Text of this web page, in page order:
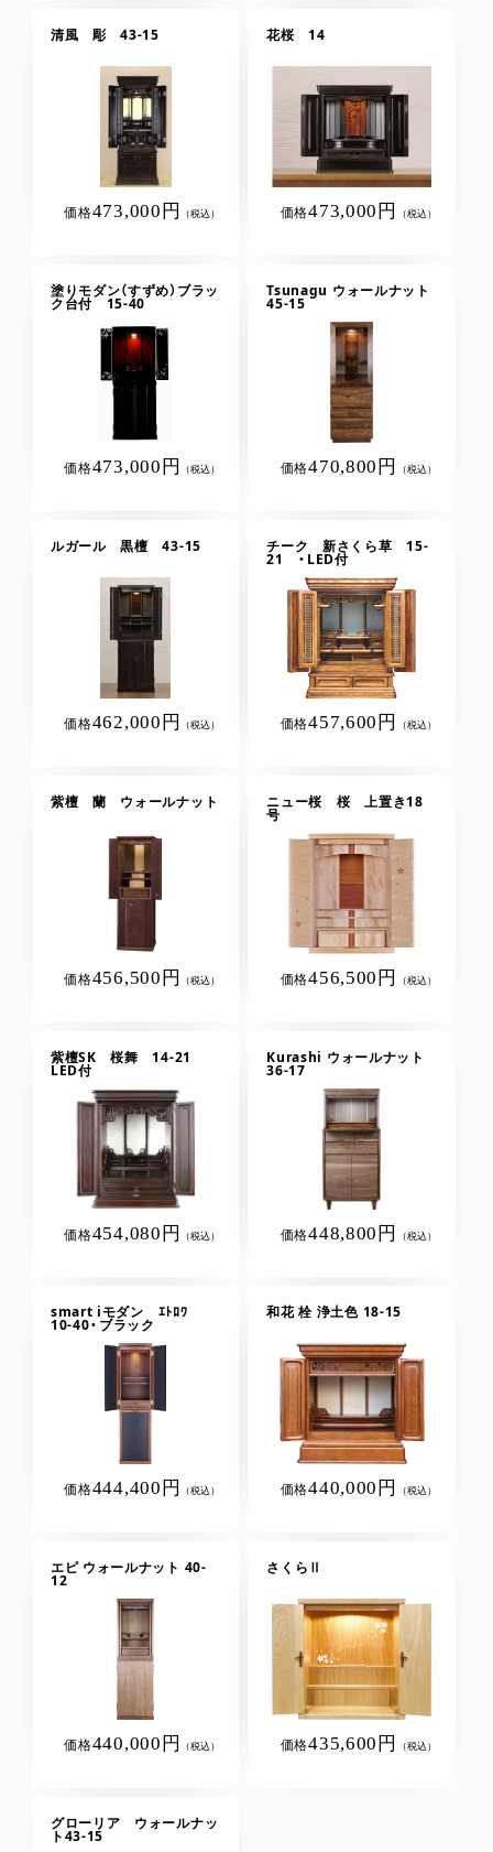
清風 彫 43-15
価格473,000円 （税込）
花桜 14
価格473,000円 （税込）
塗りモダン（すずめ）ブラッ
ク台付 15-40
価格473,000円 （税込）
Tsunagu ウォールナット
45-15
価格470,800円 （税込）
ルガール 黒檀 43-15
価格462,000円 （税込）
チーク 新さくら草 15-
21 ・LED付
価格457,600円 （税込）
紫檀 蘭 ウォールナット
価格456,500円 （税込）
ニュー桜 桜 上置き18
号
価格456,500円 （税込）
紫檀SK 桜舞 14-21
LED付
価格454,080円 （税込）
Kurashi ウォールナット
36-17
価格448,800円 （税込）
smart iモダン ｴﾄﾛﾜ
10-40・ブラック
価格444,400円 （税込）
和花 栓 浄土色 18-15
価格440,000円 （税込）
エピ ウォールナット 40-
12
価格440,000円 （税込）
さくらⅡ
価格435,600円 （税込）
グローリア ウォールナッ
ト43-15